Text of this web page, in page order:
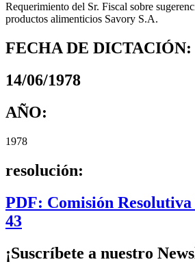
Requerimiento del Sr. Fiscal sobre
productos alimenticios Savory S.A.
FECHA DE DICTACIÓN:
14/06/1978
AÑO:
1978
resolución:
PDF: Comisión Resolutiva
43
¡Suscríbete a nuestro